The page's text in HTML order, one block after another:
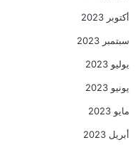
أكتوبر 2023
سبتمبر 2023
يوليو 2023
يونيو 2023
مايو 2023
أبريل 2023